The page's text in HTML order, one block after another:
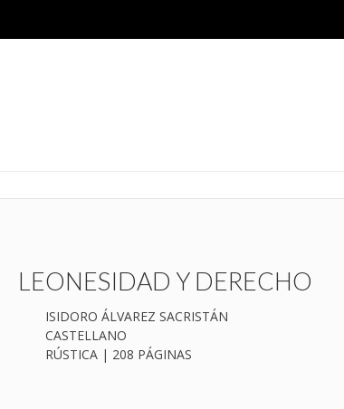
LEONESIDAD Y DERECHO
ISIDORO ÁLVAREZ SACRISTÁN
CASTELLANO
RÚSTICA | 208 PÁGINAS